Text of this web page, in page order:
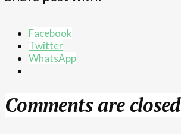
Facebook
Twitter
WhatsApp
Comments are closed